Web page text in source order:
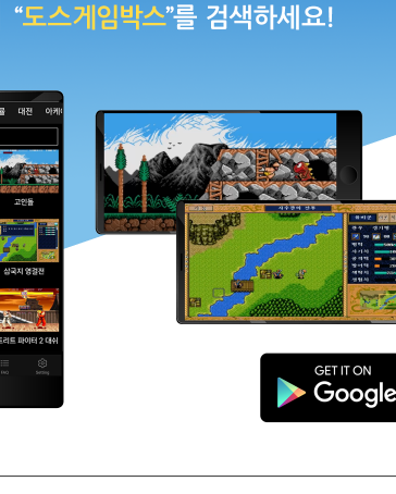
즐거운 게임도 마음것하며
니다.